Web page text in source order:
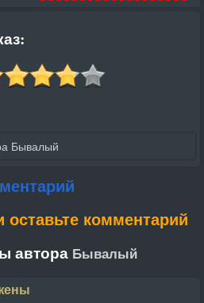
Бывалый
оставьте комментарий
автора Бывалый